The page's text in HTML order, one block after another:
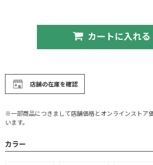
カートに入れる
店舗の在庫を確認
※一部商品につきまして店舗価格とオンラインストア
います。
カラー